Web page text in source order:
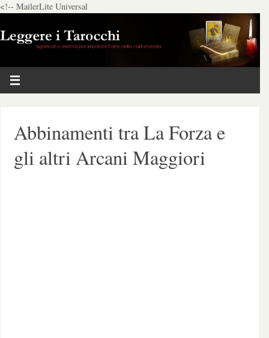
<!-- MailerLite Universal
Abbinamenti tra La Forza e
gli altri Arcani Maggiori